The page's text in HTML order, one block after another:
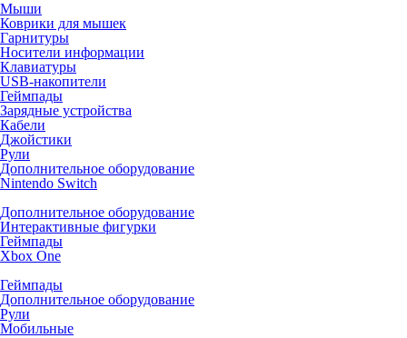
Мыши
Коврики для мышек
Гарнитуры
Носители информации
Клавиатуры
USB-накопители
Геймпады
Зарядные устройства
Кабели
Джойстики
Рули
Дополнительное оборудование
Nintendo Switch
Дополнительное оборудование
Интерактивные фигурки
Геймпады
Xbox One
Геймпады
Дополнительное оборудование
Рули
Мобильные